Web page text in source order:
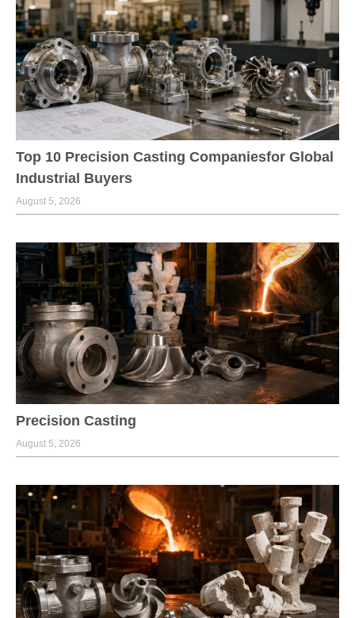
Top 10 Precision Casting Companiesfor Global
Industrial Buyers
August 5, 2026
Precision Casting
August 5, 2026